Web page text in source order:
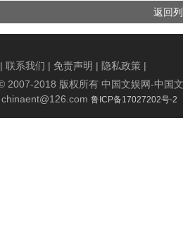
好！”版后告片 独特视听语言
及丰富细节引观众二刷
返回
| 联系我们 | 免责声明 | 隐私政策 |
2007-2018 版权所有 中国文娱网-中国
chinaent@126.com 鲁ICP备17027202号-2